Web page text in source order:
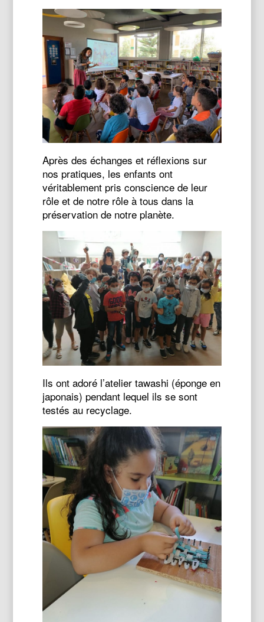
Après des échanges et réflexions sur
nos pratiques, les enfants ont
véritablement pris conscience de leur
rôle et de notre rôle à tous dans la
préservation de notre planète.
Ils ont adoré l’atelier tawashi (éponge en
japonais) pendant lequel ils se sont
testés au recyclage.